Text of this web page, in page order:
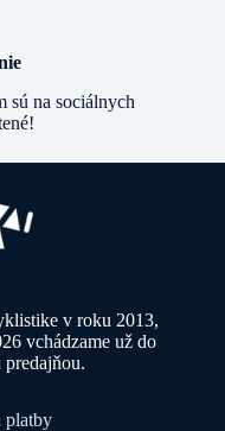
sú na sociálnych
v roku 2013,
vchádzame už do
platby